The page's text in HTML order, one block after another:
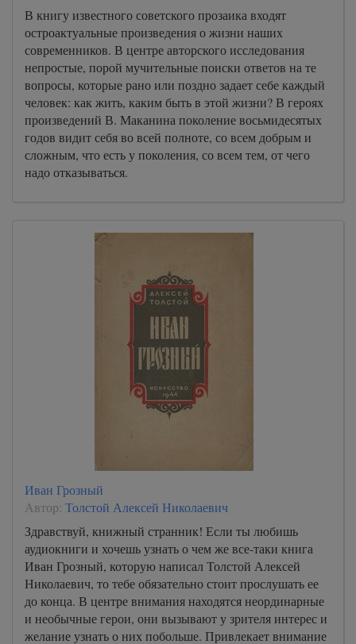
В книгу известного советского прозаика входят
остроактуальные произведения о жизни наших
современников. В центре авторского исследования
непростые, порой мучительные поиски ответов на те
вопросы, которые рано или поздно задает себе каждый
человек: как жить, каким быть в этой жизни? В героях
произведений В. Маканина поколение восьмидесятых
годов видит себя во всей полноте, со всем добрым и
сложным, что есть у поколения, со всем тем, от чего
надо отказываться.
Иван Грозный
Автор: Толстой Алексей Николаевич
Здравствуй, книжный странник! Если ты любишь
аудиокниги и хочешь узнать о чем же все-таки книга
Иван Грозный, которую написал Толстой Алексей
Николаевич, то тебе обязательно стоит прослушать ее
до конца. В центре внимания находятся неординарные
и необычные герои, они вызывают у зрителя интерес и
желание узнать о них побольше. Привлекает внимание